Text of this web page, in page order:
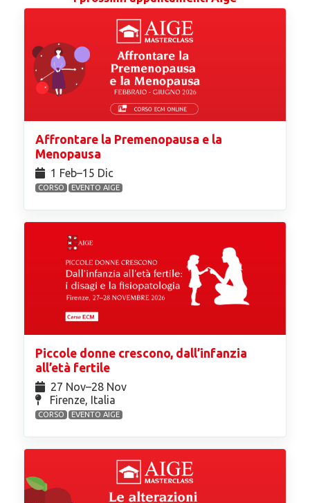
Affrontare la Premenopausa e la
Menopausa
1 Feb⁠–15 Dic
CORSO EVENTO AIGE
Piccole donne crescono, dall’infanzia
all’età fertile
27 Nov⁠–28 Nov
Firenze, Italia
CORSO EVENTO AIGE